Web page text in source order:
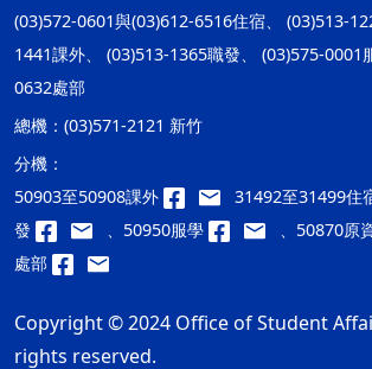
(03)572-0601與(03)612-6516住宿、 (03)513-
1441課外、 (03)513-1365職發、 (03)575-0001
0632處部
總機： (03)571-2121 新竹
分機：
50903至50908課外
31492至31499住
發
、50950服學 、50870原
處部
Copyright © 2024 Office of Student
rights reserved.